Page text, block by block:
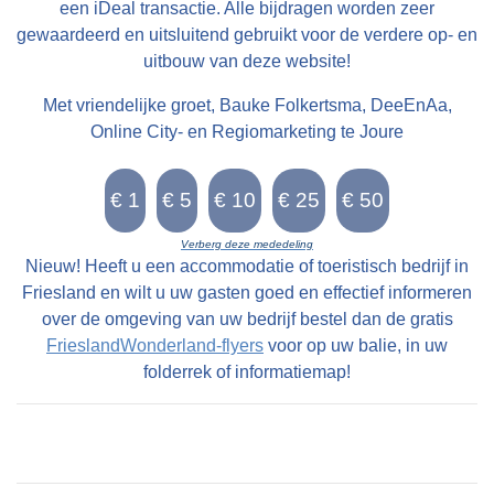
onversierde preekstoel met klankbord staat
binnen een doophek met balusters. Ertegenover
staat een 18de-eeuwse herenbank met boven
het rugschot een wapen met korenaren,
mogelijk van de familie Sluijterman. Ten oosten
van de preekstoel staat een herenbank uit 1622
met in het timpaan het alliantiewapen van de
familie Botma. Boven de herenbank in de
sluitwand zit een zandstenen, in marmerimitatie
beschilderd maniëristisch epitaaf voor Wopke
van Scheltema en Frouck Roorda uit 1625.
Tegen de noordwand bij het orgel staat de
renaissancegrafzerk uit 1627 van hun zoon
Scipio van Scheltema en ook de barokke zerk
een iDeal transactie. Alle bijdragen worden zeer
gewaardeerd en uitsluitend gebruikt voor de verdere op- en
uitbouw van deze website!
Met vriendelijke groet, Bauke Folkertsma, DeeEnAa,
Online City- en Regiomarketing te Joure
Verberg deze mededeling
Nieuw! Heeft u een accommodatie of toeristisch bedrijf in
Friesland en wilt u uw gasten goed en effectief informeren
over de omgeving van uw bedrijf bestel dan de gratis
FrieslandWonderland-flyers voor op uw balie, in uw
folderrek of informatiemap!